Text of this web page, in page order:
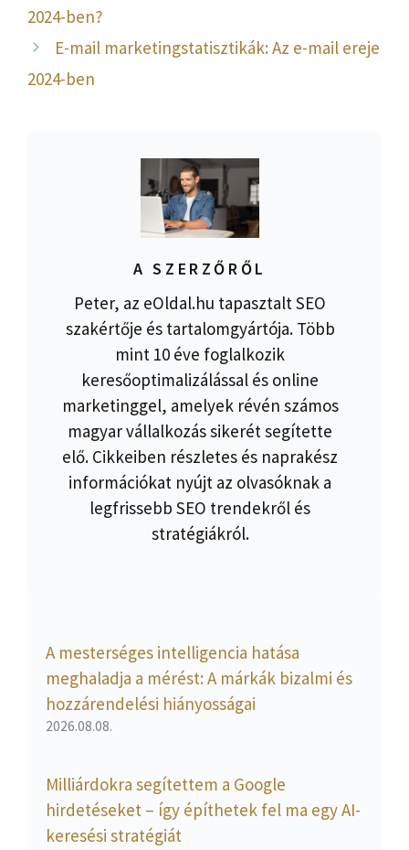
2024-ben?
E-mail marketingstatisztikák: Az e-mail ereje
2024-ben
A SZERZŐRŐL
Peter, az eOldal.hu tapasztalt SEO
szakértője és tartalomgyártója. Több
mint 10 éve foglalkozik
keresőoptimalizálással és online
marketinggel, amelyek révén számos
magyar vállalkozás sikerét segítette
elő. Cikkeiben részletes és naprakész
információkat nyújt az olvasóknak a
legfrissebb SEO trendekről és
stratégiákról.
A mesterséges intelligencia hatása
meghaladja a mérést: A márkák bizalmi és
hozzárendelési hiányosságai
2026.08.08.
Milliárdokra segítettem a Google
hirdetéseket – így építhetek fel ma egy AI-
keresési stratégiát